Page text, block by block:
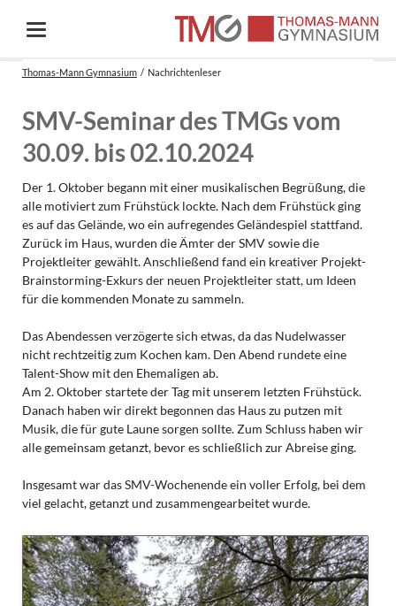
Thomas-Mann Gymnasium Nachrichtenleser
SMV-Seminar des TMGs vom
30.09. bis 02.10.2024
Der 1. Oktober begann mit einer musikalischen Begrüßung, die
alle motiviert zum Frühstück lockte. Nach dem Frühstück ging
es auf das Gelände, wo ein aufregendes Geländespiel stattfand.
Zurück im Haus, wurden die Ämter der SMV sowie die
Projektleiter gewählt. Anschließend fand ein kreativer Projekt-
Brainstorming-Exkurs der neuen Projektleiter statt, um Ideen
für die kommenden Monate zu sammeln.
Das Abendessen verzögerte sich etwas, da das Nudelwasser
nicht rechtzeitig zum Kochen kam. Den Abend rundete eine
Talent-Show mit den Ehemaligen ab.
Am 2. Oktober startete der Tag mit unserem letzten Frühstück.
Danach haben wir direkt begonnen das Haus zu putzen mit
Musik, die für gute Laune sorgen sollte. Zum Schluss haben wir
alle gemeinsam getanzt, bevor es schließlich zur Abreise ging.
Insgesamt war das SMV-Wochenende ein voller Erfolg, bei dem
viel gelacht, getanzt und zusammengearbeitet wurde.